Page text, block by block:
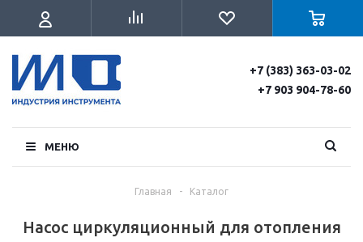
+7 (383) 363-03-02
+7 903 904-78-60
МЕНЮ
Главная - Каталог
Насос циркуляционный для отопления